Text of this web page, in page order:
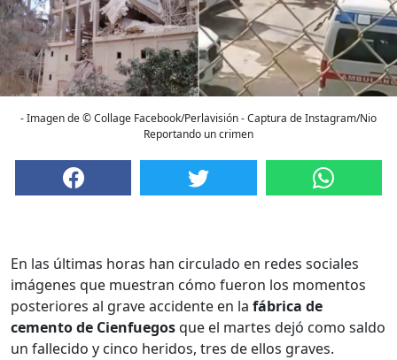
- Imagen de © Collage Facebook/Perlavisión - Captura de Instagram/Nio
Reportando un crimen
En las últimas horas han circulado en redes sociales
imágenes que muestran cómo fueron los momentos
posteriores al grave accidente en la fábrica de
cemento de Cienfuegosque el martes dejó como saldo
un fallecido y cinco heridos, tres de ellos graves.